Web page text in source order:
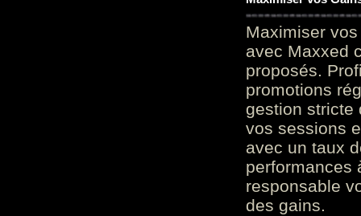
Maximiser
avec Maxxed
proposés.
promotions
gestion stricte
vos sessions
avec un taux
performances
responsable
des gains.